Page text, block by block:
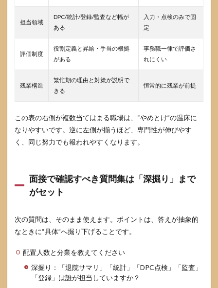
9
た情
担当領域
DPC/統計/登録/監査など幅が
ある
入力・点検のみで固
定
評価制度
役割定義と昇給・手当の根拠
がある
事務職一律で評価さ
れにくい
残業構造
繁忙期の理由と対策が説明で
きる
恒常的に残業が前提
この表の右側が複数当てはまる職場は、“やめとけ”の温床に
なりやすいです。逆に左側が揃うほど、専門性が伸びやす
く、同じ努力でも報われやすくなります。
面接で確認すべき質問集は「深掘り」まで
がセット
次の質問は、そのまま使えます。ポイントは、答えが抽象的
なときに“具体”へ掘り下げることです。
配置人数と分業を教えてください
深掘り：「退院サマリ」「統計」「DPC点検」「監査」
「登録」は誰が担当していますか？